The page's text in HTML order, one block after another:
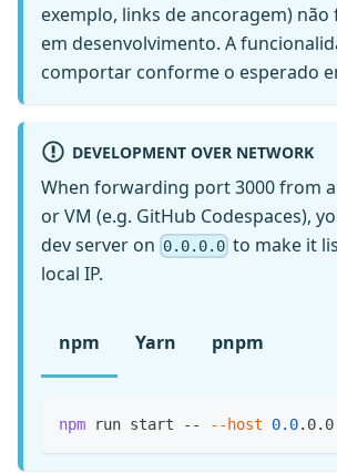
exemplo, links de ancoragem)
em desenvolvimento. A
comportar conforme o esperado
DEVELOPMENT OVER NETWORK
When forwarding port 3000 from
or VM (e.g. GitHub Codespaces),
dev server on 0.0.0.0 to make it
local IP.
npm Yarn pnpm
npm run start -- --host 0.0.0.0